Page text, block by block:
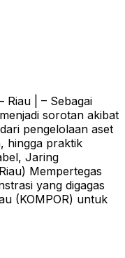
Riau | – Sebagai
sorotan akibat
pengelolaan aset
hingga praktik
Jaring
Mempertegas
yang digagas
(KOMPOR) untuk